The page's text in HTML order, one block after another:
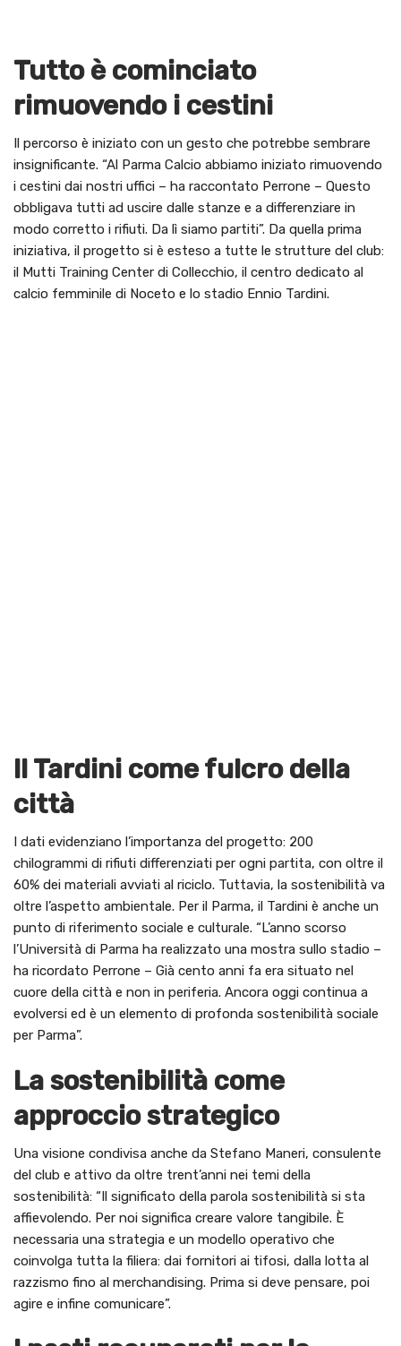
Tutto è cominciato
rimuovendo i cestini
Il percorso è iniziato con un gesto che potrebbe sembrare
insignificante. “Al Parma Calcio abbiamo iniziato rimuovendo
i cestini dai nostri uffici – ha raccontato Perrone – Questo
obbligava tutti ad uscire dalle stanze e a differenziare in
modo corretto i rifiuti. Da lì siamo partiti”. Da quella prima
iniziativa, il progetto si è esteso a tutte le strutture del club:
il Mutti Training Center di Collecchio, il centro dedicato al
calcio femminile di Noceto e lo stadio Ennio Tardini.
Il Tardini come fulcro della
città
I dati evidenziano l’importanza del progetto: 200
chilogrammi di rifiuti differenziati per ogni partita, con oltre il
60% dei materiali avviati al riciclo. Tuttavia, la sostenibilità va
oltre l’aspetto ambientale. Per il Parma, il Tardini è anche un
punto di riferimento sociale e culturale. “L’anno scorso
l’Università di Parma ha realizzato una mostra sullo stadio –
ha ricordato Perrone – Già cento anni fa era situato nel
cuore della città e non in periferia. Ancora oggi continua a
evolversi ed è un elemento di profonda sostenibilità sociale
per Parma”.
La sostenibilità come
approccio strategico
Una visione condivisa anche da Stefano Maneri, consulente
del club e attivo da oltre trent’anni nei temi della
sostenibilità: “Il significato della parola sostenibilità si sta
affievolendo. Per noi significa creare valore tangibile. È
necessaria una strategia e un modello operativo che
coinvolga tutta la filiera: dai fornitori ai tifosi, dalla lotta al
razzismo fino al merchandising. Prima si deve pensare, poi
agire e infine comunicare”.